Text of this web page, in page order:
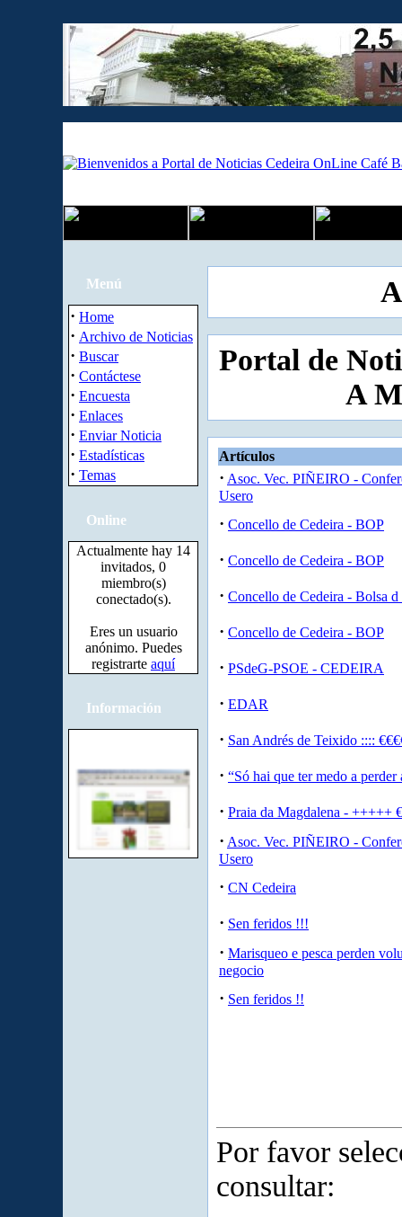
Menú
· Home
· Archivo de Noticias
· Buscar
· Contáctese
· Encuesta
· Enlaces
· Enviar Noticia
· Estadísticas
· Temas
Online
Actualmente hay 14
invitados, 0
miembro(s)
conectado(s).
Eres un usuario
anónimo. Puedes
registrarte aquí
Información
Portal de
A
Artículos
· Asoc. Vec. PIÑEIRO -
Usero
· Concello de Cedeira - BOP
· Concello de Cedeira - BOP
· Concello de Cedeira - Bolsa d
· Concello de Cedeira - BOP
· PSdeG-PSOE - CEDEIRA
· EDAR
· San Andrés de Teixido ::::
· “Só hai que ter medo a perder
· Praia da Magdalena - +++++
· Asoc. Vec. PIÑEIRO -
Usero
· CN Cedeira
· Sen feridos !!!
· Marisqueo e pesca perden
negocio
· Sen feridos !!
Por favor
consultar: